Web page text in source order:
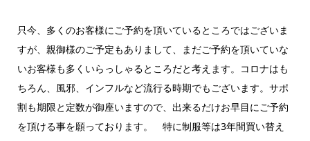
只今、多くのお客様にご予約を頂いているところではございま
すが、親御様のご予定もありまして、まだご予約を頂いていな
いお客様も多くいらっしゃるところだと考えます。コロナはも
ちろん、風邪、インフルなど流行る時期でもございます。サポ
割も期限と定数が御座いますので、出来るだけお早目にご予約
を頂ける事を願っております。 特に制服等は3年間買い替え